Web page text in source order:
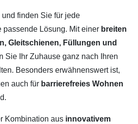
finden Sie für jede
passende Lösung. Mit einer breiten
Gleitschienen, Füllungen und
Sie Ihr Zuhause ganz nach Ihren
Besonders erwähnenswert ist,
auch für barrierefreies Wohnen
Kombination aus innovativem